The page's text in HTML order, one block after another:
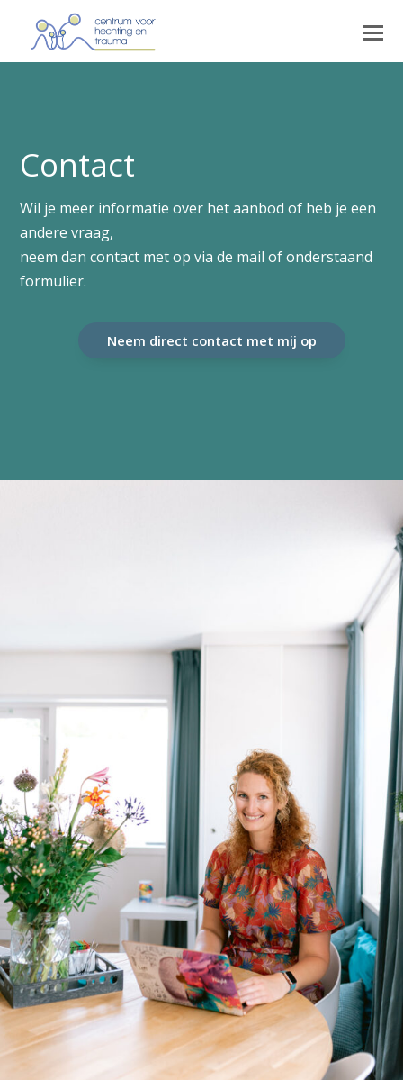
Contact
Wil je meer informatie over het aanbod of heb je een
andere vraag,
neem dan contact met op via de mail of onderstaand
formulier.
Neem direct contact met mij op